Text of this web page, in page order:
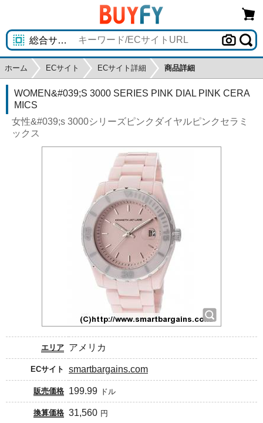
ホーム ECサイト ECサイト詳細 商品詳細
WOMEN&#039;S 3000 SERIES PINK DIAL PINK CERA
MICS
女性&#039;s 3000シリーズピンクダイヤルピンクセラミ
ックス
エリア アメリカ
ECサイト smartbargains.com
販売価格 199.99 ドル
換算価格 31,560 円